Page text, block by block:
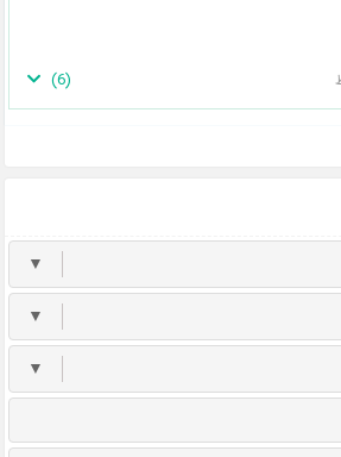
(
6
)
▼
▼
▼